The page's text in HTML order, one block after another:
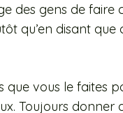
des gens de faire
qu’en disant que
que vous le faites
Toujours donner